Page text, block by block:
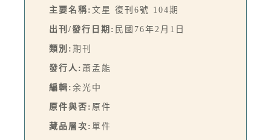
主要名稱: 文星 復刊6號 104期
出刊/發行日期: 民國76年2月1日
類別: 期刊
發行人: 蕭孟能
編輯: 余光中
原件與否: 原件
藏品層次: 單件